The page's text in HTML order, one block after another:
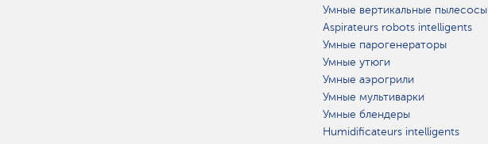
Умные вертикальные пылесосы
Aspirateurs robots intelligents
Умные парогенераторы
Умные утюги
Умные аэрогрили
Умные мультиварки
Умные блендеры
Humidificateurs intelligents